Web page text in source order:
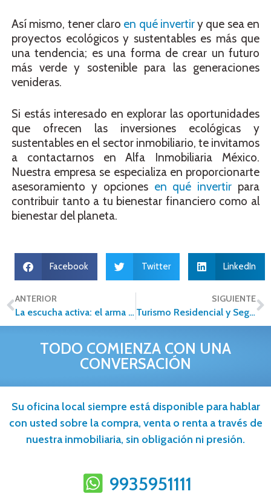
Así mismo, tener claro en qué invertiry que sea en
proyectos ecológicos y sustentables es más que
una tendencia; es una forma de crear un futuro
más verde y sostenible para las generaciones
venideras.
Si estás interesado en explorar las oportunidades
que ofrecen las inversiones ecológicas y
sustentables en el sector inmobiliario, te invitamos
a contactarnos en Alfa Inmobiliaria México.
Nuestra empresa se especializa en proporcionarte
asesoramiento y opciones en qué invertir para
contribuir tanto a tu bienestar financiero como al
bienestar del planeta.
Facebook Twitter LinkedIn
ANTERIOR
La escucha activa: el arma más poderosa de un asesor inmobiliario
SIGUIENTE
Turismo Residencial y Segunda Vivienda en México: Una Opción Atractiva en el Mercado de Bienes Raíces.
TODO COMIENZA CON UNA
CONVERSACIÓN
Su oficina local siempre está disponible para hablar
con usted sobre la compra, venta o renta a través de
nuestra inmobiliaria, sin obligación ni presión.
9935951111